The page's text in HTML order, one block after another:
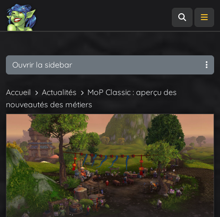
Accueil Actualités
MoP Classic : aperçu des
nouveautés des métiers
Ouvrir la sidebar